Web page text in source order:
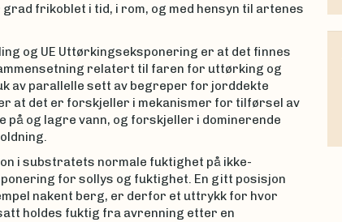
frikoblet i tid, i rom, og med hensyn til artenes
og UE Uttørkingseksponering er at det finnes
relatert til faren for uttørking og
av parallelle sett av begreper for jorddekte
at det er forskjeller i mekanismer for tilførsel av
på og lagre vann, og forskjeller i dominerende
i substratets normale fuktighet på ikke-
for sollys og fuktighet. En gitt posisjon
nakent berg, er derfor et uttrykk for hvor
holdes fuktig fra avrenning etter en